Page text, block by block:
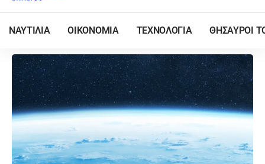
ΝΑΥΤΙΛΙΑ ΟΙΚΟΝΟΜΙΑ ΤΕΧΝΟΛΟΓΙΑ ΘΗΣΑΥΡΟΙ